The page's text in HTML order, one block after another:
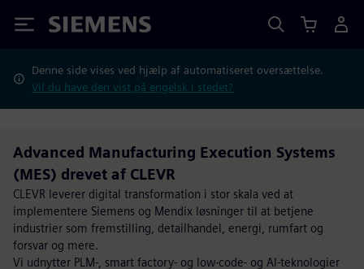
Siemens
Denne side vises ved hjælp af automatiseret oversættelse.
Vil du have den vist på engelsk i stedet?
Advanced Manufacturing Execution Systems
(MES) drevet af CLEVR
CLEVR leverer digital transformation i stor skala ved at
implementere Siemens og Mendix løsninger til at betjene
industrier som fremstilling, detailhandel, energi, rumfart og
forsvar og mere.
Vi udnytter PLM-, smart factory- og low-code- og AI-teknologier